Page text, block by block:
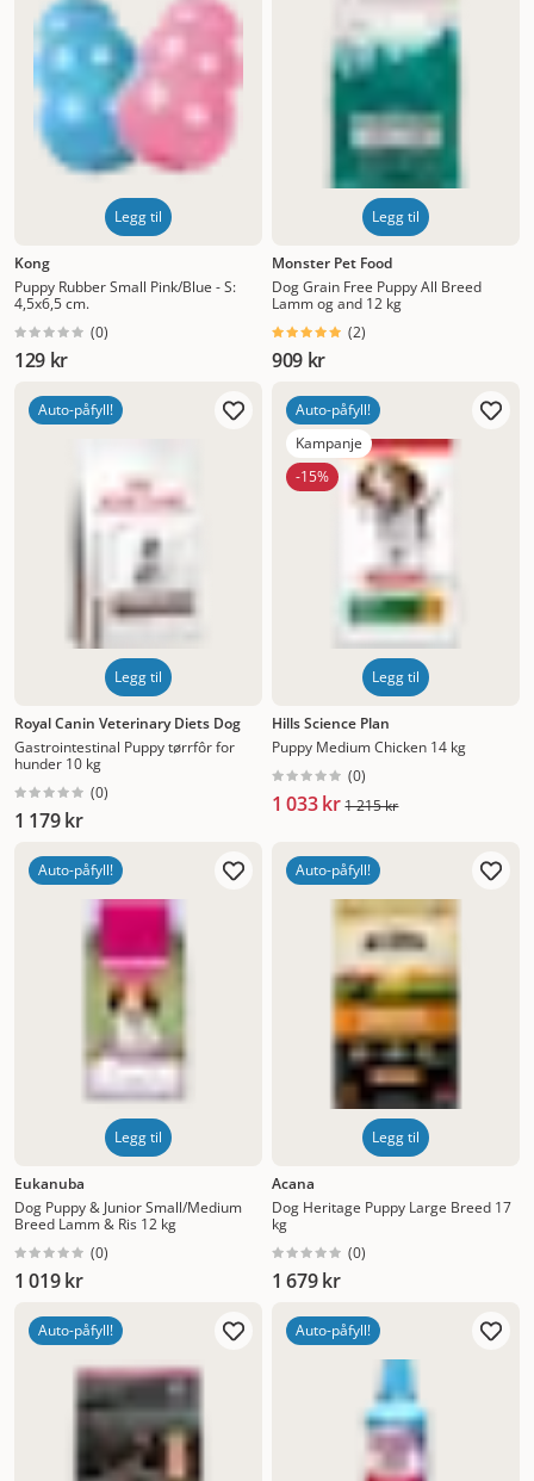
Legg til
Kong
Puppy Rubber Small Pink/Blue - S:
4,5x6,5 cm.
(0)
129 kr
Legg til
Monster Pet Food
Dog Grain Free Puppy All Breed
Lamm og and 12 kg
(2)
909 kr
Auto-påfyll!
Legg til
Royal Canin Veterinary Diets Dog
Gastrointestinal Puppy tørrfôr for
hunder 10 kg
(0)
1 179 kr
Auto-påfyll!
Kampanje
-15%
Legg til
Hills Science Plan
Puppy Medium Chicken 14 kg
(0)
1 033 kr 1 215 kr
Auto-påfyll!
Legg til
Eukanuba
Dog Puppy & Junior Small/Medium
Breed Lamm & Ris 12 kg
(0)
1 019 kr
Auto-påfyll!
Legg til
Acana
Dog Heritage Puppy Large Breed 17
kg
(0)
1 679 kr
Auto-påfyll! Auto-påfyll!